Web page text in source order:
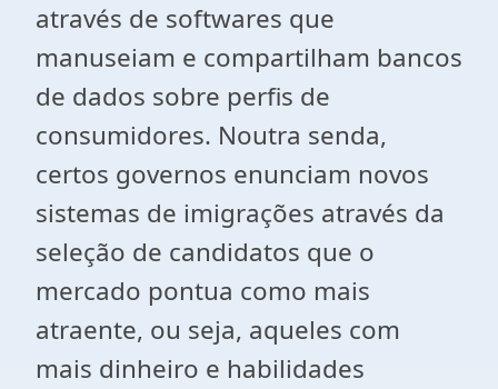
através de softwares que
manuseiam e compartilham bancos
de dados sobre perfis de
consumidores. Noutra senda,
certos governos enunciam novos
sistemas de imigrações através da
seleção de candidatos que o
mercado pontua como mais
atraente, ou seja, aqueles com
mais dinheiro e habilidades